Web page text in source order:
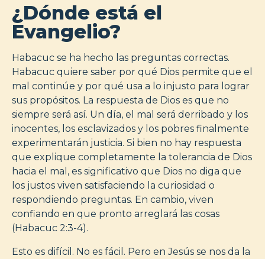
¿Dónde está el
Evangelio?
Habacuc se ha hecho las preguntas correctas.
Habacuc quiere saber por qué Dios permite que el
mal continúe y por qué usa a lo injusto para lograr
sus propósitos. La respuesta de Dios es que no
siempre será así. Un día, el mal será derribado y los
inocentes, los esclavizados y los pobres finalmente
experimentarán justicia. Si bien no hay respuesta
que explique completamente la tolerancia de Dios
hacia el mal, es significativo que Dios no diga que
los justos viven satisfaciendo la curiosidad o
respondiendo preguntas. En cambio, viven
confiando en que pronto arreglará las cosas
(Habacuc 2:3-4).
Esto es difícil. No es fácil. Pero en Jesús se nos da la